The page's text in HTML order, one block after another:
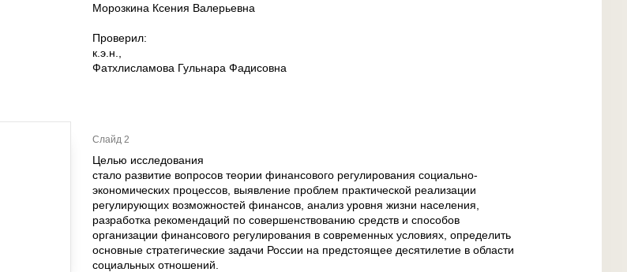
Морозкина Ксения Валерьевна
Проверил:
к.э.н.,
Фатхлисламова Гульнара Фадисовна
Слайд 2
Целью исследования
стало развитие вопросов теории финансового регулирования социально-
экономических процессов, выявление проблем практической реализации
регулирующих возможностей финансов, анализ уровня жизни населения,
разработка рекомендаций по совершенствованию средств и способов
организации финансового регулирования в современных условиях, определить
основные стратегические задачи России на предстоящее десятилетие в области
социальных отношений.